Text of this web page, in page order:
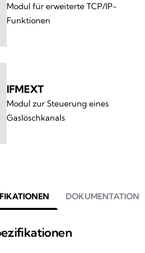
Modul für erweiterte TCP/IP-
Funktionen
IFMEXT
Modul zur Steuerung eines
Gaslöschkanals
DOKUMENTATION